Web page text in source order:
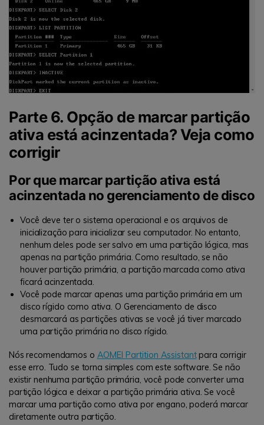
Parte 6. Opção de marcar partição
ativa está acinzentada? Veja como
corrigir
Por que marcar partição ativa está
acinzentada no gerenciamento de disco
Você deve ter o sistema operacional e os arquivos de
inicialização para inicializar seu computador. No entanto,
nenhum deles pode ser salvo em uma partição lógica, mas
apenas na partição primária. Como resultado, se não
houver partição primária, a partição marcada como ativa
ficará acinzentada.
Você pode marcar apenas uma partição primária em um
disco rígido como ativa. O Gerenciamento de disco
desmarcará as partições ativas se você já tiver marcado
uma partição primária no disco rígido.
Nós recomendamos o AOMEI Partition Assistantpara corrigir
esse erro. Tudo se torna simples com este software. Se não
existir nenhuma partição primária, você pode converter uma
partição lógica e deixar a partição primária ativa. Se você
marcar uma partição como ativa por engano, poderá marcar
diretamente outra partição.